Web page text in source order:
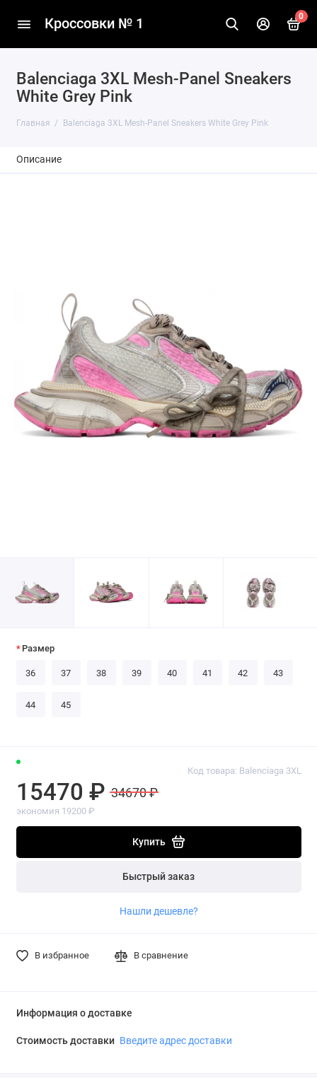
Кроссовки № 1 0
Balenciaga 3XL Mesh-Panel Sneakers
White Grey Pink
Главная Balenciaga 3XL Mesh-Panel Sneakers White Grey Pink
Описание
Код товара: Balenciaga 3XL
15470 ₽ 34670 ₽
экономия 19200 ₽
Купить
Быстрый заказ
Нашли дешевле?
В избранное В сравнение
Размер
36 37 38 39 40 41 42 43
44 45
Информация о доставке
Стоимость доставки Введите адрес доставки